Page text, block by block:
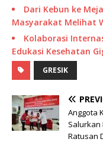
Dari Kebun ke
Masyarakat Melihat
Kolaborasi
Edukasi Kesehatan
GRESIK
Anggota
Salurkan
Ratusan